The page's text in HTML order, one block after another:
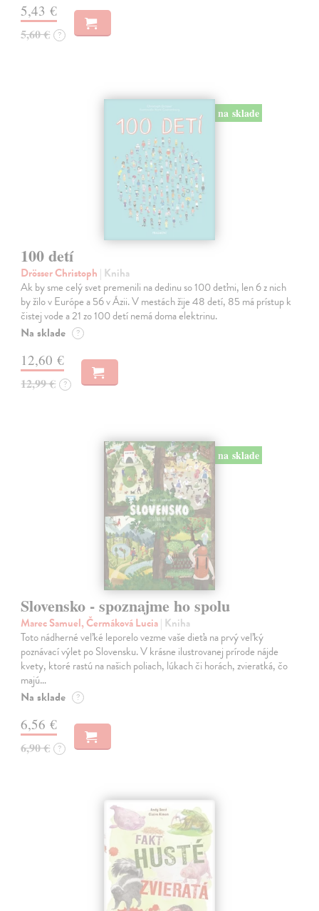
5,43 €
5,60 € ?
na sklade
100 detí
Drösser Christoph | Kniha
Ak by sme celý svet premenili na dedinu so 100 deťmi, len 6 z nich
by žilo v Európe a 56 v Ázii. V mestách žije 48 detí, 85 má prístup k
čistej vode a 21 zo 100 detí nemá doma elektrinu.
Na sklade ?
12,60 €
12,99 € ?
na sklade
Slovensko - spoznajme ho spolu
Marec Samuel, Čermáková Lucia| Kniha
Toto nádherné veľké leporelo vezme vaše dieťa na prvý veľký
poznávací výlet po Slovensku. V krásne ilustrovanej prírode nájde
kvety, ktoré rastú na našich poliach, lúkach či horách, zvieratká, čo
majú…
Na sklade ?
6,56 €
6,90 € ?